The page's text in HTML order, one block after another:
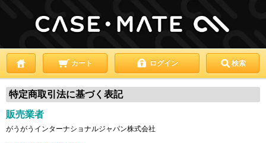
カート ログイン 検索
特定商取引法に基づく表記
販売業者
がうがうインターナショナルジャパン株式会社